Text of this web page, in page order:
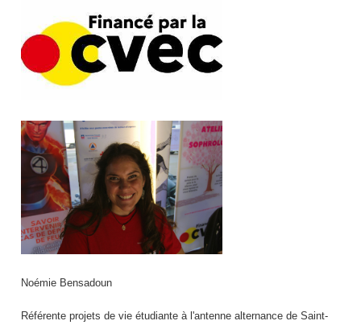
Noémie Bensadoun
Référente projets de vie étudiante à l'antenne alternance de Saint-